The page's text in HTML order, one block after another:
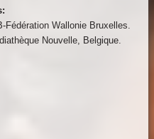
Fédération Wallonie Bruxelles.
Nouvelle, Belgique.